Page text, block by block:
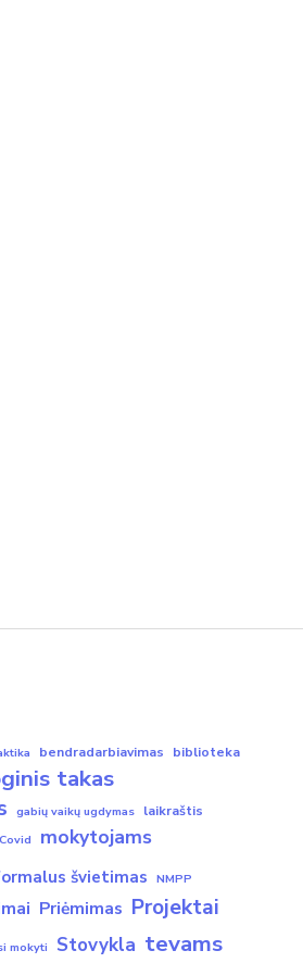
bendradarbiavimas biblioteka
takas
gabių vaikų ugdymas laikraštis
mokytojams
švietimas
NMPP
Priėmimas Projektai
mokyti Stovykla tevams